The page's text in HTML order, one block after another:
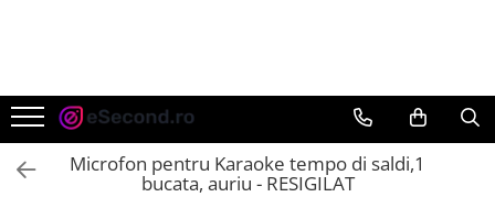
Auto Moto
Accesorii Auto
Anvelope & Jante
Microfon pentru Karaoke tempo di saldi,1
bucata, auriu - RESIGILAT